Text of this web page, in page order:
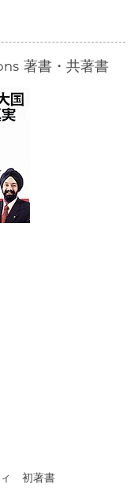
著書・共著書
ィ 初著書